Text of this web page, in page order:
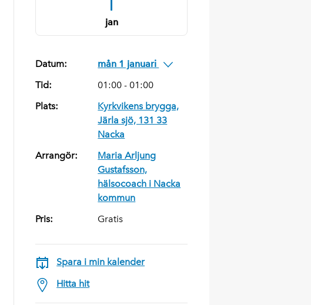
1
jan
Datum:
mån 1 januari
Tid:
01:00 - 01:00
Plats:
Kyrkvikens brygga,
Järla sjö, 131 33
Nacka
Arrangör:
Maria Arljung
Gustafsson,
hälsocoach i Nacka
kommun
Pris:
Gratis
Spara i min kalender
Hitta hit